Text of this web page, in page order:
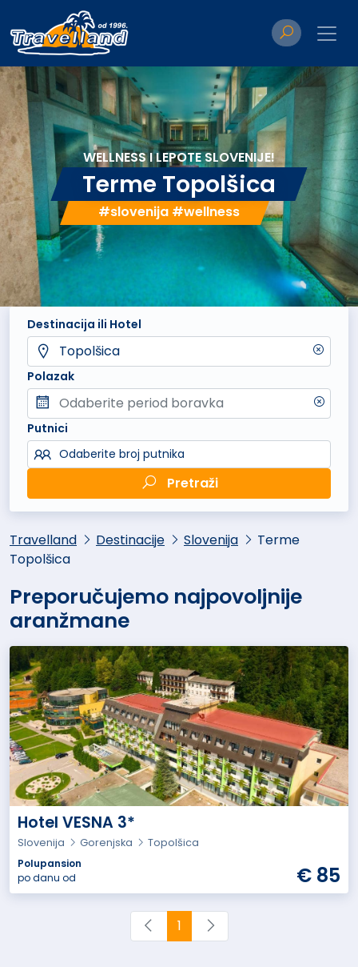
WELLNESS I LEPOTE SLOVENIJE!
Terme Topolšica
#slovenija #wellness
Destinacija ili Hotel
Topolšica
Polazak
Putnici
Odaberite broj putnika
Pretraži
Travelland Destinacije Slovenija
Terme
Topolšica
Preporučujemo najpovoljnije
aranžmane
Hotel VESNA 3*
Slovenija Gorenjska
Topolšica
Polupansion
po danu od
€ 85
1